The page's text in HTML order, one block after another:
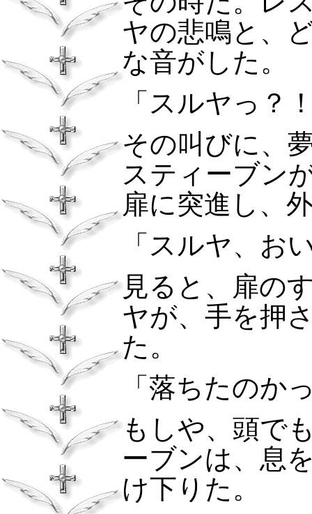
ヤの悲鳴と、
な音がした。
「スルヤっ？
その叫びに、
スティーブン
扉に突進し、
「スルヤ、お
見ると、扉の
ヤが、手を押
た。
「落ちたのか
もしや、頭で
ーブンは、息
け下りた。